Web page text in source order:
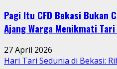
Pagi Itu CFD Bekasi Bukan
Ajang Warga Menikmati
27 April 2026
Hari Tari Sedunia di Bekasi: